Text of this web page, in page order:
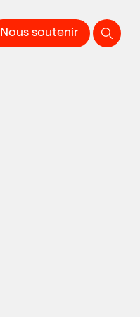
Nous soutenir